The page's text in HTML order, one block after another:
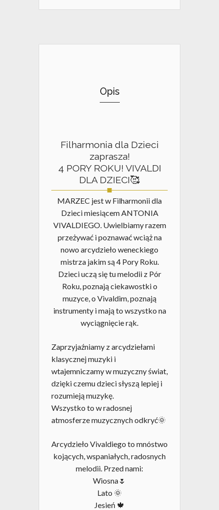
Opis
Filharmonia dla Dzieci
zaprasza!
4 PORY ROKU! VIVALDI
DLA DZIECI🥰
MARZEC jest w Filharmonii dla
Dzieci miesiącem ANTONIA
VIVALDIEGO. Uwielbiamy razem
przeżywać i poznawać wciąż na
nowo arcydzieło weneckiego
mistrza jakim są 4 Pory Roku.
Dzieci uczą się tu melodii z Pór
Roku, poznają ciekawostki o
muzyce, o Vivaldim, poznają
instrumenty i mają to wszystko na
wyciągnięcie rąk.
Zaprzyjaźniamy z arcydziełami
klasycznej muzyki i
wtajemniczamy w muzyczny świat,
dzięki czemu dzieci słyszą lepiej i
rozumieją muzykę.
Wszystko to w radosnej
atmosferze muzycznych odkryć🌞
Arcydzieło Vivaldiego to mnóstwo
kojących, wspaniałych, radosnych
melodii. Przed nami:
Wiosna🌷
Lato 🌞
Jesień 🍁